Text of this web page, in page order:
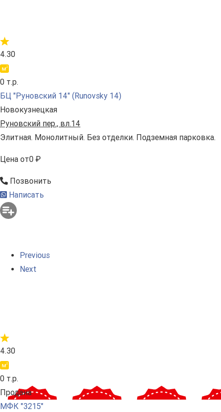
4.30
0 т.р.
БЦ "Руновский 14" (Runovsky 14)
Новокузнецкая
Руновский пер., вл.14
Элитная. Монолитный. Без отделки. Подземная парковка.
Цена от0 ₽
Позвонить
Написать
Previous
Next
4.30
0 т.р.
Продана
МФК "3215"